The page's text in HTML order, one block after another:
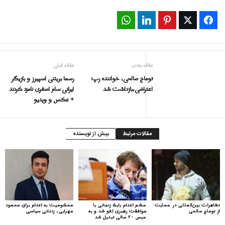
Facebook
Twitter
Pinterest
LinkedIn
مقاله قبلی
رسما بریتنی اسپیرز و بازیگر
ایرانی‌ سام اصغری نامزد کردند
+ عکس و ویدیو
مقاله بعدی
توماج صالحی، خواننده رپ
اعتراضی،بازداشت شد
مقالات مرتبط بیش از نویسنده
محکومیت به اعدام برای محمود
مهرابی، زندانی سیاسی
حکم اعدام بابک زنجانی با
موافقت رهبری لغو شد و به
حبس ۲۰ سالی تبدیل شد
تظاهرات بین‌المللی در حمایت
از توماج صالحی